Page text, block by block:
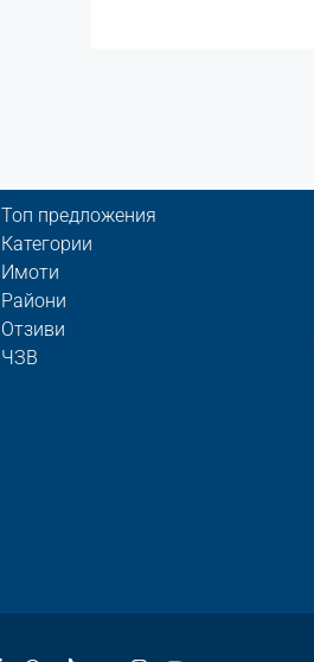
Топ предложения
Категории
Имоти
Райони
Отзиви
ЧЗВ